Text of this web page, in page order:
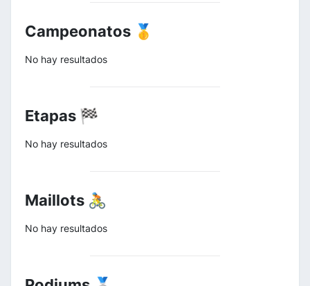
Campeonatos 🥇
No hay resultados
Etapas 🏁
No hay resultados
Maillots 🚴
No hay resultados